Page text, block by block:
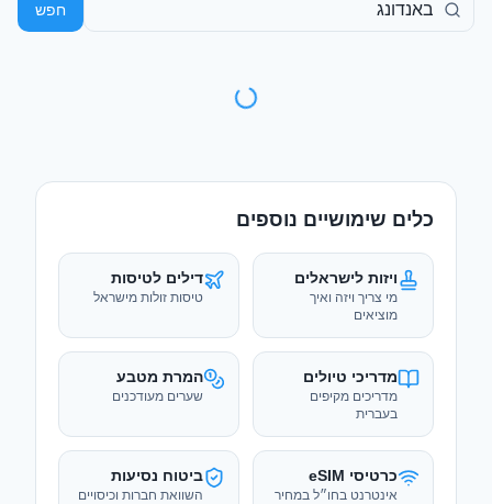
חפש
כלים שימושיים נוספים
ויזות לישראלים
מי צריך ויזה ואיך
מוציאים
דילים לטיסות
טיסות זולות מישראל
מדריכי טיולים
מדריכים מקיפים
בעברית
המרת מטבע
שערים מעודכנים
כרטיסי eSIM
אינטרנט בחו״ל במחיר
ביטוח נסיעות
השוואת חברות וכיסויים